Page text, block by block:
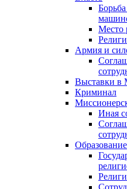
Место
Армия и
Выставки в
Криминал
Иная